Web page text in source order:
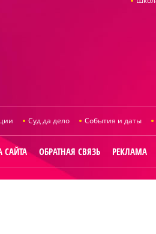
Суд да дело События и даты
САЙТА ОБРАТНАЯ СВЯЗЬ РЕКЛАМА